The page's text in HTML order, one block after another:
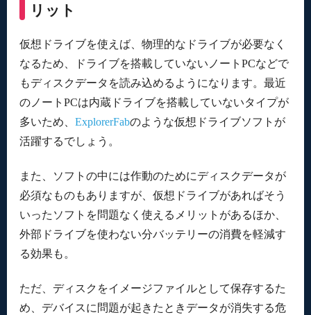
リット
仮想ドライブを使えば、物理的なドライブが必要なく
なるため、ドライブを搭載していないノートPCなどで
もディスクデータを読み込めるようになります。最近
のノートPCは内蔵ドライブを搭載していないタイプが
多いため、 ExplorerFabのような仮想ドライブソフトが
活躍するでしょう。
また、ソフトの中には作動のためにディスクデータが
必須なものもありますが、仮想ドライブがあればそう
いったソフトを問題なく使えるメリットがあるほか、
外部ドライブを使わない分バッテリーの消費を軽減す
る効果も。
ただ、ディスクをイメージファイルとして保存するた
め、デバイスに問題が起きたときデータが消失する危